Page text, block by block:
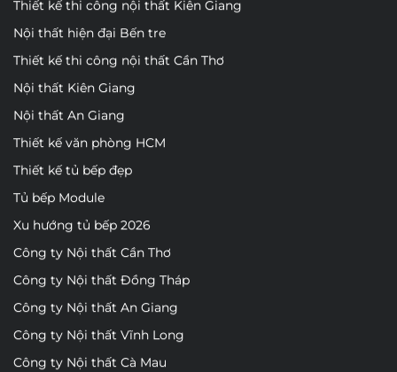
Thiết kế thi công nội thất Kiên Giang
Nội thất hiện đại Bến tre
Thiết kế thi công nội thất Cần Thơ
Nội thất Kiên Giang
Nội thất An Giang
Thiết kế văn phòng HCM
Thiết kế tủ bếp đẹp
Tủ bếp Module
Xu hướng tủ bếp 2026
Công ty Nội thất Cần Thơ
Công ty Nội thất Đồng Tháp
Công ty Nội thất An Giang
Công ty Nội thất Vĩnh Long
Công ty Nội thất Cà Mau